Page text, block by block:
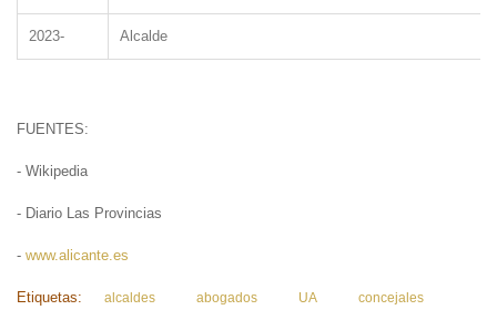
2023- Alcalde
FUENTES:
- Wikipedia
- Diario Las Provincias
- www.alicante.es
Etiquetas: alcaldes abogados UA
concejales